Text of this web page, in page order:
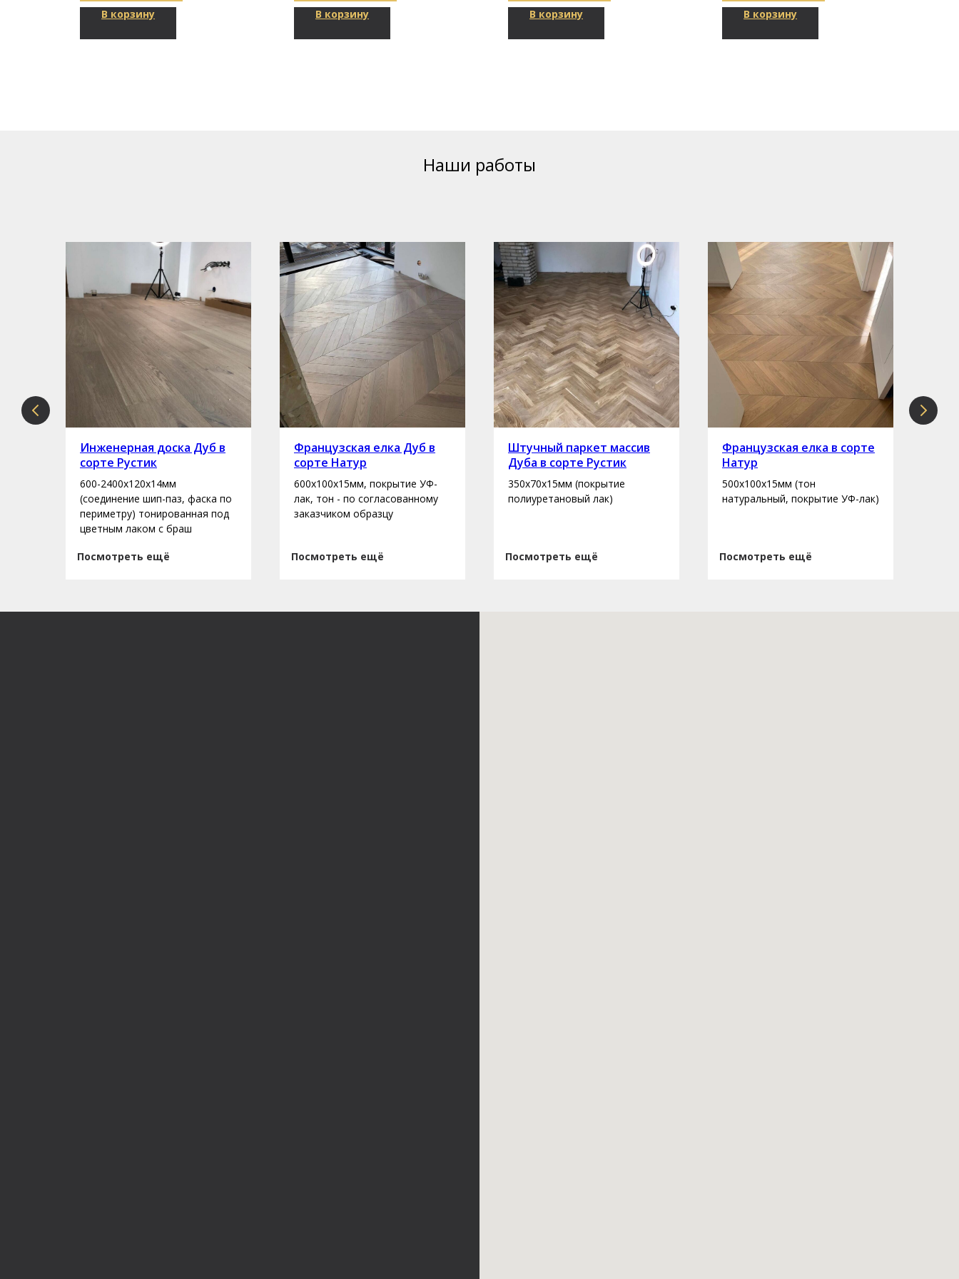
В корзину В корзину В корзину В корзину
Наши работы
Инженерная доска Дуб в
сорте Рустик
600-2400х120х14мм
(соединение шип-паз, фаска по
периметру) тонированная под
цветным лаком с браш
Посмотреть ещё
Французская елка Дуб в
сорте Натур
600х100х15мм, покрытие УФ-
лак, тон - по согласованному
заказчиком образцу
Посмотреть ещё
Штучный паркет массив
Дуба в сорте Рустик
350х70х15мм (покрытие
полиуретановый лак)
Посмотреть ещё
Французская елка в сорте
Натур
500х100х15мм (тон
натуральный, покрытие УФ-лак)
Посмотреть ещё